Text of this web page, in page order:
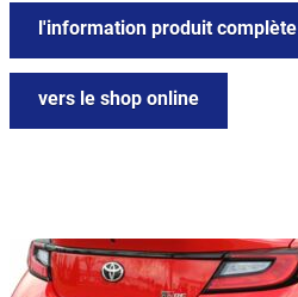
l'information produit complète
vers le shop online